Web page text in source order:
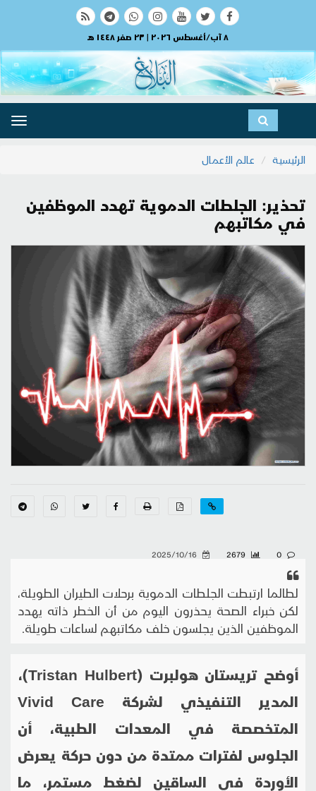
٨ آب/أغسطس ٢٠٢٦ | ٢٣ صفر ١٤٤٨ هـ
الرئيسية
عالم الأعمال
تحذير: الجلطات الدموية تهدد الموظفين
في مكاتبهم
لطالما ارتبطت الجلطات الدموية برحلات الطيران الطويلة،
لكن خبراء الصحة يحذرون اليوم من أن الخطر ذاته يهدد
الموظفين الذين يجلسون خلف مكاتبهم لساعات طويلة.
أوضح تريستان هولبرت (Tristan Hulbert)،
المدير التنفيذي لشركة Vivid Care
المتخصصة في المعدات الطبية، أن
الجلوس لفترات ممتدة من دون حركة يعرض
الأوردة في الساقين لضغط مستمر، ما